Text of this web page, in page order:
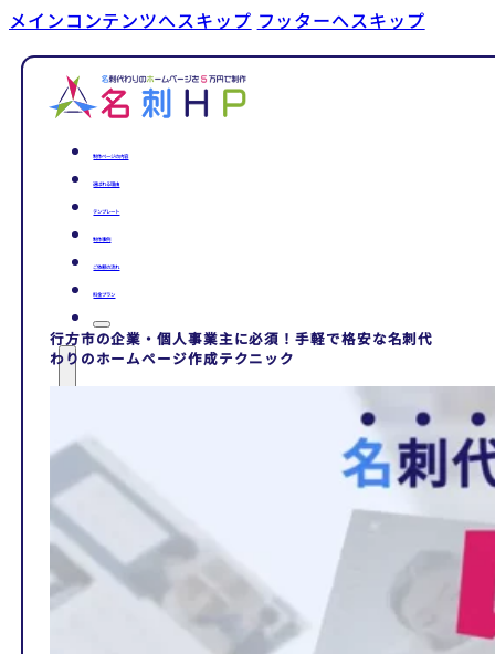
メインコンテンツへスキップ フッターへスキップ
制作ページの内容
選ばれる理由
テンプレート
制作事例
ご依頼の流れ
料金プラン
行方市の企業・個人事業主に必須！手軽で格安な名刺代
わりのホームページ作成テクニック